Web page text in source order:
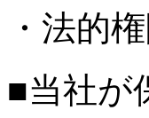
・法的
■当社が